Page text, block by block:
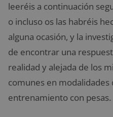
leeréis a continuación
o incluso os las habréis
alguna ocasión, y la
de encontrar una
realidad y alejada de los
comunes en
entrenamiento con pesas.